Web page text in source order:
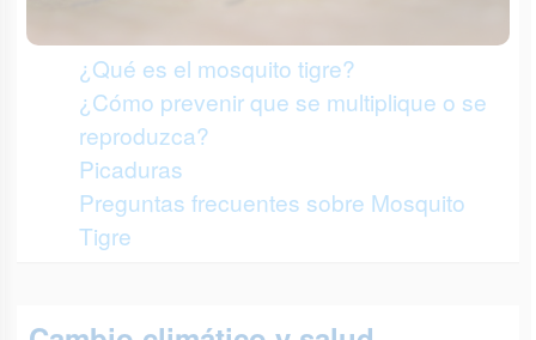
¿Qué es el mosquito tigre?
¿Cómo prevenir que se multiplique o se
reproduzca?
Picaduras
Preguntas frecuentes sobre Mosquito
Tigre